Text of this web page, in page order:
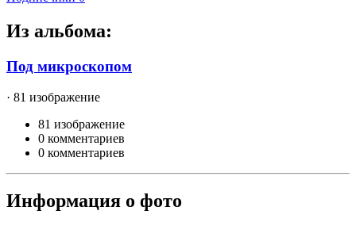
Из альбома:
Под микроскопом
· 81 изображение
81 изображение
0 комментариев
0 комментариев
Информация о фото